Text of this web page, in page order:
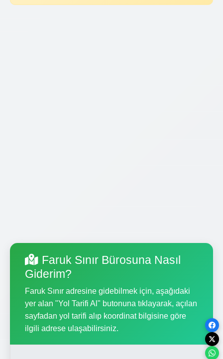
Faruk Sınır Bürosuna Nasıl
Giderim?
Faruk Sınır adresine gidebilmek için, aşağıdaki
yer alan "Yol Tarifi Al" butonuna tıklayarak, açılan
sayfadan yol tarifi alıp koordinat bilgisine göre
ilgili adrese ulaşabilirsiniz.